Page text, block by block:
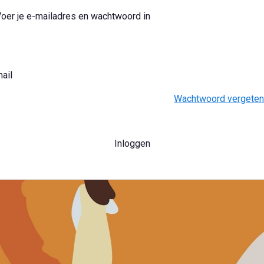
je e-mailadres en wachtwoord in
Wachtwoord
Inloggen